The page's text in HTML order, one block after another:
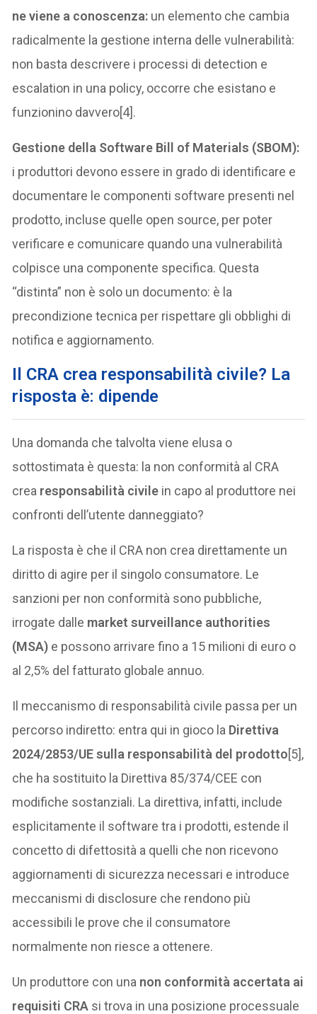
ne viene a conoscenza: un elemento che cambia
radicalmente la gestione interna delle vulnerabilità:
non basta descrivere i processi di detection e
escalation in una policy, occorre che esistano e
funzionino davvero[4].
Gestione della Software Bill of Materials (SBOM):
i produttori devono essere in grado di identificare e
documentare le componenti software presenti nel
prodotto, incluse quelle open source, per poter
verificare e comunicare quando una vulnerabilità
colpisce una componente specifica. Questa
“distinta” non è solo un documento: è la
precondizione tecnica per rispettare gli obblighi di
notifica e aggiornamento.
Il CRA crea responsabilità civile? La
risposta è: dipende
Una domanda che talvolta viene elusa o
sottostimata è questa: la non conformità al CRA
crea responsabilità civile in capo al produttore nei
confronti dell’utente danneggiato?
La risposta è che il CRA non crea direttamente un
diritto di agire per il singolo consumatore. Le
sanzioni per non conformità sono pubbliche,
irrogate dalle market surveillance authorities
(MSA) e possono arrivare fino a 15 milioni di euro o
al 2,5% del fatturato globale annuo.
Il meccanismo di responsabilità civile passa per un
percorso indiretto: entra qui in gioco la Direttiva
2024/2853/UE sulla responsabilità del prodotto[5],
che ha sostituito la Direttiva 85/374/CEE con
modifiche sostanziali. La direttiva, infatti, include
esplicitamente il software tra i prodotti, estende il
concetto di difettosità a quelli che non ricevono
aggiornamenti di sicurezza necessari e introduce
meccanismi di disclosure che rendono più
accessibili le prove che il consumatore
normalmente non riesce a ottenere.
Un produttore con una non conformità accertata ai
requisiti CRA si trova in una posizione processuale